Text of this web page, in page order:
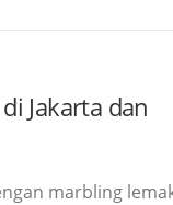
Jakarta dan
marbling